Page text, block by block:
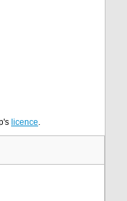
licence